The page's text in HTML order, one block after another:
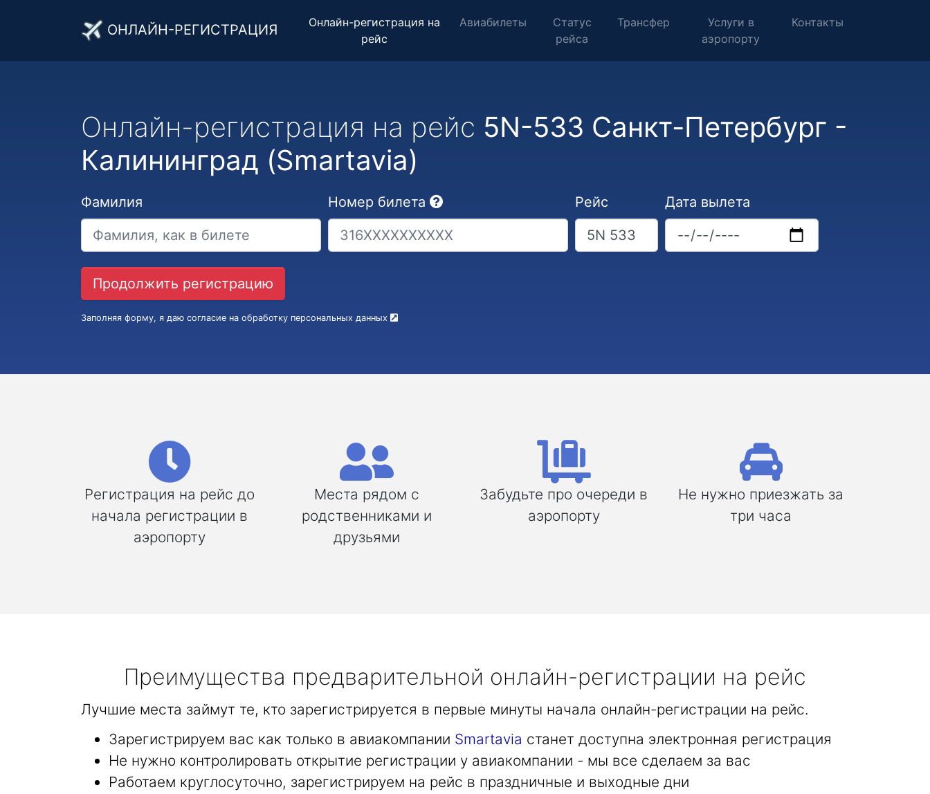
ОНЛАЙН-РЕГИСТРАЦИЯ
Онлайн-регистрация на
рейс
Авиабилеты
Статус
рейса
Трансфер
Услуги в
аэропорту
Контакты
Онлайн-регистрация на рейс 5N-533 Санкт-Петербург -
Калининград (Smartavia)
Фамилия Номер билета Рейс Дата вылета
Заполняя форму, я даю согласие на обработку персональных данных
Регистрация на рейс до
начала регистрации в
аэропорту
Места рядом с
родственниками и
друзьями
Забудьте про очереди в
аэропорту
Не нужно приезжать за
три часа
Преимущества предварительной онлайн-регистрации на рейс
Лучшие места займут те, кто зарегистрируется в первые минуты начала онлайн-регистрации на рейс.
Зарегистрируем вас как только в авиакомпании Smartavia станет доступна электронная регистрация
Не нужно контролировать открытие регистрации у авиакомпании - мы все сделаем за вас
Работаем круглосуточно, зарегистрируем на рейс в праздничные и выходные дни